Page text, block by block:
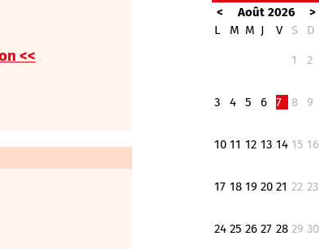
<<
< Août 2026
>
L
M M J V S D
1 2
3 4 5 6 7 8 9
10 11 12 13 14 15 16
17 18 19 20 21 22 23
24 25 26 27 28 29 30